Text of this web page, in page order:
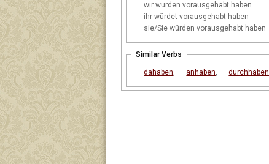
wir
würden vorausgehabt haben
ihr
würdet vorausgehabt haben
sie/Sie
würden vorausgehabt haben
Similar Verbs
dahaben, anhaben, durchhaben